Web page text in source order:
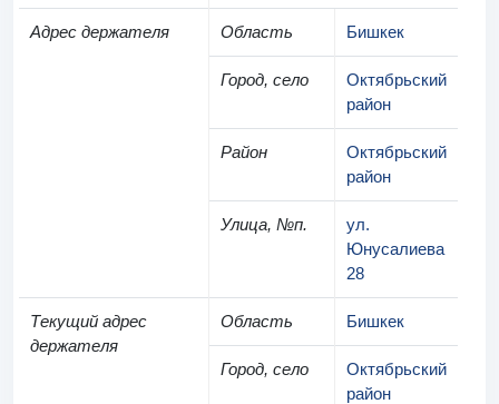
Адрес держателя Область Бишкек
Город, село
Октябрьский
район
Район
Октябрьский
район
Улица, №п.
ул.
Юнусалиева
28
Текущий адрес
держателя
Область Бишкек
Город, село
Октябрьский
район